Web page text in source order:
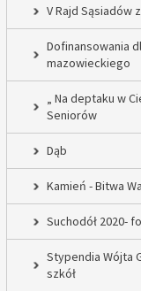
V Rajd Sąsiadów
Dofinansowania
mazowieckiego
„ Na deptaku w
Seniorów
Dąb
Kamień - Bitwa
Suchodół 2020-
Stypendia Wójta
szkół